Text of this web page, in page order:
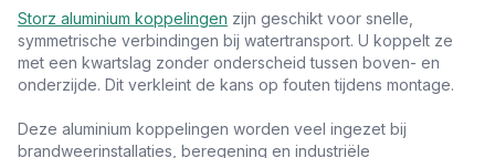
Storz aluminium koppelingen zijn geschikt voor snelle,
symmetrische verbindingen bij watertransport. U koppelt ze
met een kwartslag zonder onderscheid tussen boven- en
onderzijde. Dit verkleint de kans op fouten tijdens montage.
Deze aluminium koppelingen worden veel ingezet bij
brandweerinstallaties, beregening en industriële